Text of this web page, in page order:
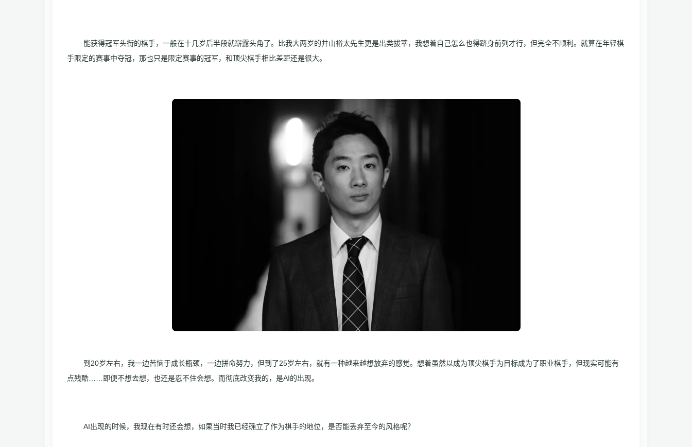
能获得冠军头衔的棋手，一般在十几岁后半段就崭露头角了。比我大两岁的井山裕太先生更是出类拔萃，我想着自己怎么也得跻身前列才行，但完全不顺利。就算在年轻棋
手限定的赛事中夺冠，那也只是限定赛事的冠军，和顶尖棋手相比差距还是很大。
到20岁左右，我一边苦恼于成长瓶颈，一边拼命努力，但到了25岁左右，就有一种越来越想放弃的感觉。想着虽然以成为顶尖棋手为目标成为了职业棋手，但现实可能有
点残酷……即便不想去想，也还是忍不住会想。而彻底改变我的，是AI的出现。
AI出现的时候，我现在有时还会想，如果当时我已经确立了作为棋手的地位，是否能丢弃至今的风格呢？